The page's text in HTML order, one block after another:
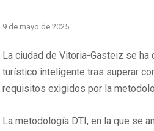
9 de mayo de 2025
La ciudad de Vitoria-Gasteiz se
turístico inteligente tras superar
requisitos exigidos por la
La metodología DTI, en la que se